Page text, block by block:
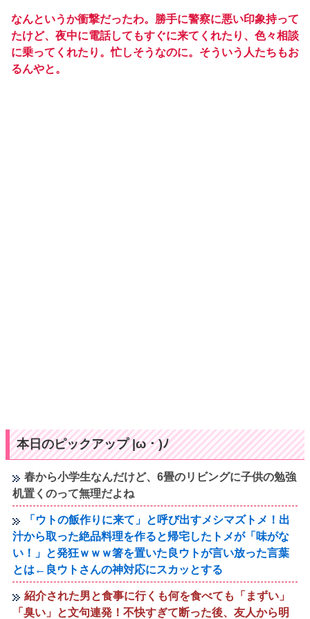
なんというか衝撃だったわ。勝手に警察に悪い印象持って
たけど、夜中に電話してもすぐに来てくれたり、色々相談
に乗ってくれたり。忙しそうなのに。そういう人たちもお
るんやと。
本日のピックアップ |ω・)ﾉ
春から小学生なんだけど、6畳のリビングに子供の勉強
机置くのって無理だよね
「ウトの飯作りに来て」と呼び出すメシマズトメ！出
汁から取った絶品料理を作ると帰宅したトメが「味がな
い！」と発狂ｗｗｗ箸を置いた良ウトが言い放った言葉
とは←良ウトさんの神対応にスカッとする
紹介された男と食事に行くも何を食べても「まずい」
「臭い」と文句連発！不快すぎて断った後、友人から明